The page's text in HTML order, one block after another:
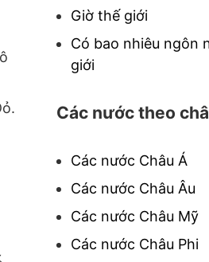
Giờ thế giới
Có bao nhiêu ngôn
giới
Các nước theo
Các nước Châu Á
Các nước Châu Âu
Các nước Châu Mỹ
Các nước Châu Phi